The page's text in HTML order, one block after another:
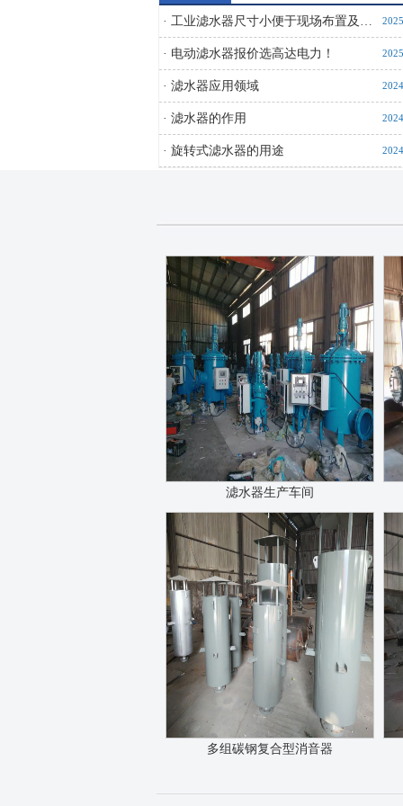
· 工业滤水器尺寸小便于现场布置及…
· 电动滤水器报价选高达电力！
· 滤水器应用领域
· 滤水器的作用
· 旋转式滤水器的用途
滤水器生产车间
多组碳钢复合型消音器